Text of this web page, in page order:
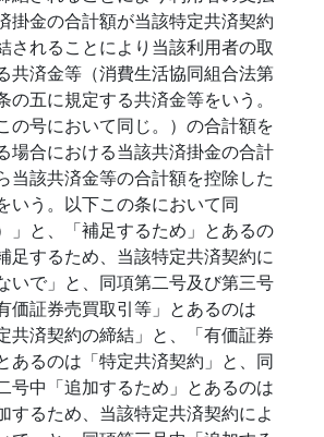
掛金の合計額が当該特定共済契約
されることにより当該利用者の取
共済金等（消費生活協同組合法第
の五に規定する共済金等をいう。
の号において同じ。）の合計額を
場合における当該共済掛金の合計
当該共済金等の合計額を控除した
いう。以下この条において同
」と、「補足するため」とあるの
足するため、当該特定共済契約に
いで」と、同項第二号及び第三号
価証券売買取引等」とあるのは
共済契約の締結」と、「有価証券
あるのは「特定共済契約」と、同
号中「追加するため」とあるのは
するため、当該特定共済契約によ